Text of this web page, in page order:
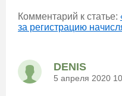
Комментарий к статье:
за регистрацию
DENIS
5 апреля 2020